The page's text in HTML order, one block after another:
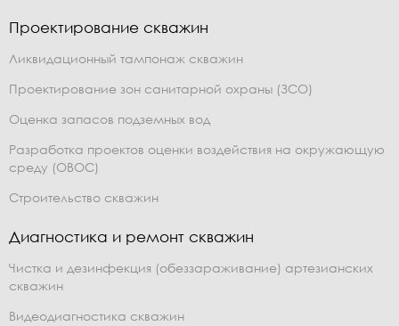
Проектирование скважин
Ликвидационный тампонаж скважин
Проектирование зон санитарной охраны (ЗСО)
Оценка запасов подземных вод
Разработка проектов оценки воздействия на окружающую
среду (ОВОС)
Строительство скважин
Диагностика и ремонт скважин
Чистка и дезинфекция (обеззараживание) артезианских
скважин
Видеодиагностика скважин